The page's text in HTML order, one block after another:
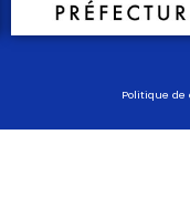
Politique